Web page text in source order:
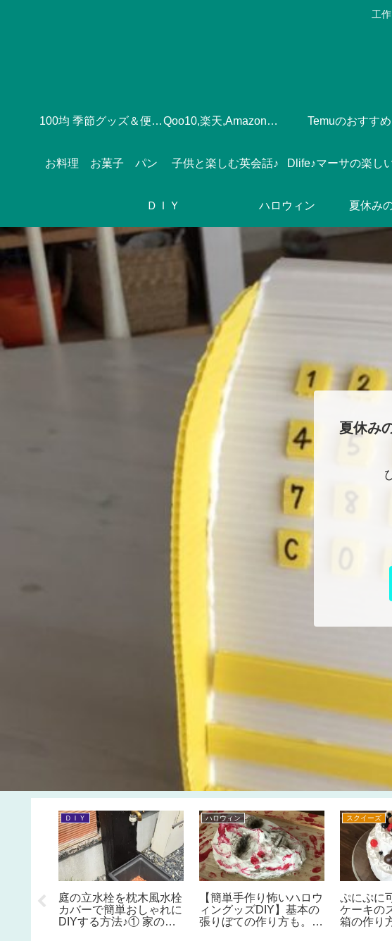
工
100均 季節グッズ＆便利グッズ Qoo10,楽天,Amazonのおすすめ♪ Temuのおすすめ
お料理 お菓子 パン 子供と楽しむ英会話♪
ＤＩＹ ハロウィン
夏休み
チョコ
ＤＩＹ
庭の立水栓を枕木風水栓
カバーで簡単おしゃれに
DIYする方法♪① 家の水
ハロウィン
【簡単手作り怖いハロウ
ィングッズDIY】基本の
張りぼての作り方も。お
スクイーズ
ぷにぷに
ケーキの
箱の作り